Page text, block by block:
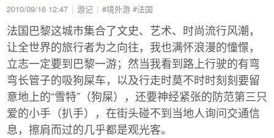
2010/09/16 12:47 游记 #境外游 #法国
法国巴黎这城市集合了文史、艺术、时尚流行风潮，
让全世界的旅行者为之向往，我也满怀浪漫的憧憬，
立志一定要到巴黎一游；然当我看到路上行驶的有弯
弯长管子的吸狗屎车，以及行走时莫不时时刻刻要留
意地上的“雪特”（狗屎），还要神经紧张的防范第三只
爱的小手（扒手），在街头碰不到当地人询问交通信
息，擦肩而过的几乎都是观光客。